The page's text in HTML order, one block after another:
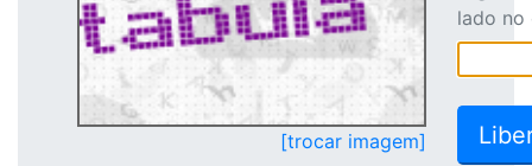
[trocar imagem]
lado no